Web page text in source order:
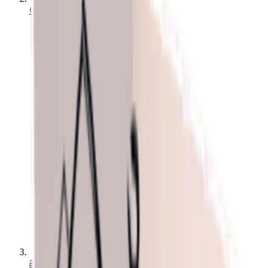
아이템
레시피: 전기 저항 주사약